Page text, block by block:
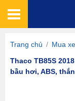
Trang chủ / Mua xe
Thaco TB85S
bầu hơi, ABS,